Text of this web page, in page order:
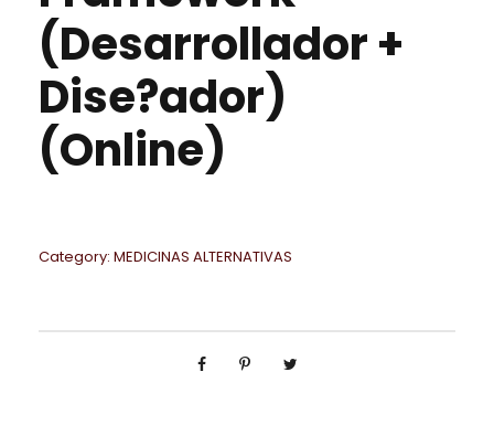
(Desarrollador +
Dise?ador)
(Online)
Category: MEDICINAS ALTERNATIVAS